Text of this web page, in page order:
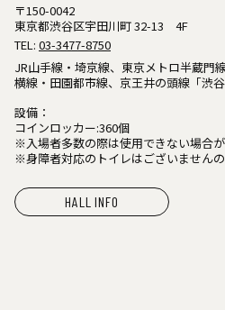
〒150-0042
東京都渋谷区宇田川町 32-13 4F
TEL: 03-3477-8750
JR山手線・埼京線、東京メトロ半蔵門
横線・田園都市線、京王井の頭線「渋
設備：
コインロッカー:360個
※入場者多数の際は使用できない場合
※身障者対応のトイレはございませんの
HALL INFO